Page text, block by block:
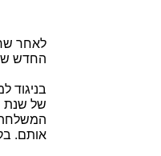
לאחר
החדש
בניגוד
המשלחת
אותם.